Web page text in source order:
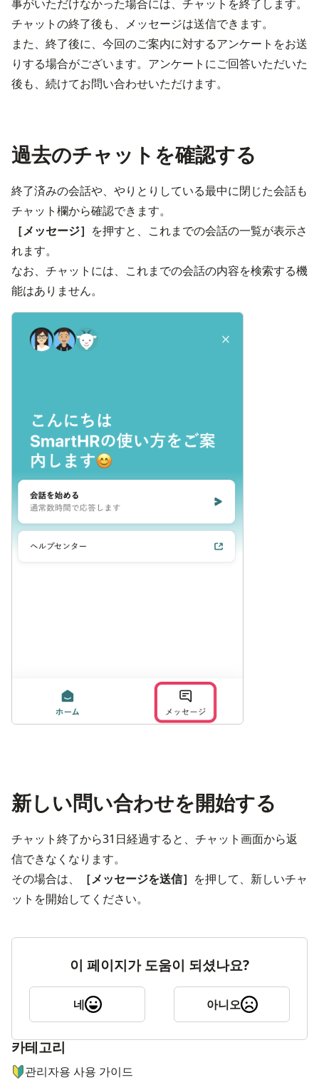
事がいただけなかった場合には、チャットを終了します。
チャットの終了後も、メッセージは送信できます。
また、終了後に、今回のご案内に対するアンケートをお送
りする場合がございます。アンケートにご回答いただいた
後も、続けてお問い合わせいただけます。
過去のチャットを確認する
終了済みの会話や、やりとりしている最中に閉じた会話も
チャット欄から確認できます。
［メッセージ］ を押すと、これまでの会話の一覧が表示さ
れます。
なお、チャットには、これまでの会話の内容を検索する機
能はありません。
新しい問い合わせを開始する
チャット終了から31日経過すると、チャット画面から返
信できなくなります。
その場合は、
［メッセージを送信］ を押して、新しいチャ
ットを開始してください。
이 페이지가 도움이 되셨나요?
네 아니오
ナビゲーションメニュー
카테고리
관리자용 사용 가이드